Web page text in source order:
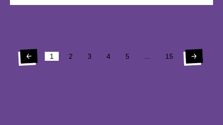
1 2 3 4 5 15